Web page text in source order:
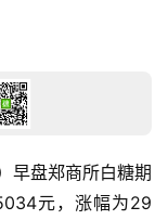
早盘郑商所白糖期
元，涨幅为29